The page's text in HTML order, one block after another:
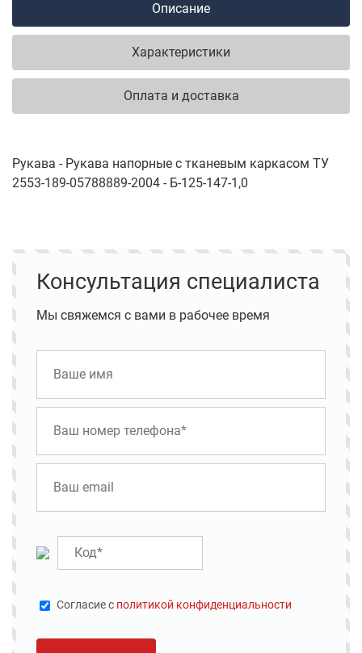
Описание
Характеристики
Оплата и доставка
Рукава - Рукава напорные с тканевым каркасом ТУ
2553-189-05788889-2004 - Б-125-147-1,0
Консультация специалиста
Мы свяжемся с вами в рабочее время
Cогласие с политикой конфиденциальности